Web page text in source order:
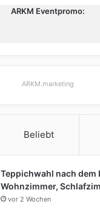
ARKM Eventpromo:
ARKM.marketing
Beliebt
Teppichwahl nach dem
Wohnzimmer,
vor 2 Wochen